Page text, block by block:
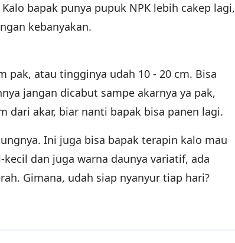
bapak punya pupuk NPK lebih cakep lagi,
kebanyakan.
pak, atau tingginya udah 10 - 20 cm. Bisa
jangan dicabut sampe akarnya ya pak,
dari akar, biar nanti bapak bisa panen lagi.
Ini juga bisa bapak terapin kalo mau
dan juga warna daunya variatif, ada
Gimana, udah siap nyanyur tiap hari?